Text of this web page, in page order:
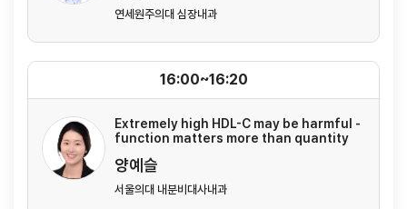
연세원주의대 심장내과
Extremely high HDL-C may be harmful -
function matters more than quantity
양예슬
서울의대 내분비대사내과
16:00~16:20